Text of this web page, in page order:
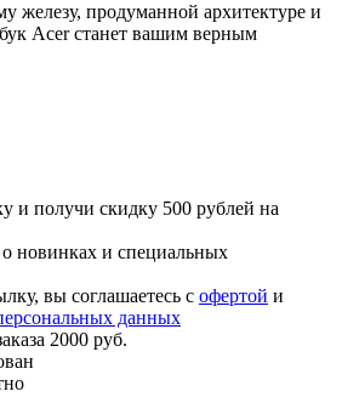
железу, продуманной архитектуре и
Acer станет вашим верным
и получи скидку 500 рублей на
новинках и специальных
вы соглашаетесь с офертой и
данных
2000 руб.